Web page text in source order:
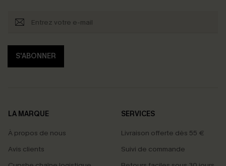
S'ABONNER
LA MARQUE
À propos de nous
Avis clients
SERVICES
Livraison offerte dès 55 €
Suivi de commande